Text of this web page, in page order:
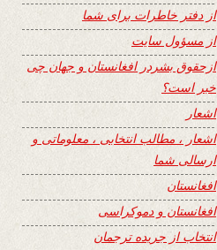
از دفتر خاطرات برای شما
از مسؤول سایت
ازحقوق بشردر افغانستان و جهان چی
خبر است؟
اشعار
اشعار ، مطالب انتخابی ، معلوماتی و
ارسالی شما
افغانستان
افغانستان و دموکراسی
انتخاب از جریده ترجمان